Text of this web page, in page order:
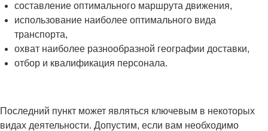
составление оптимального маршрута движения,
использование наиболее оптимального вида
транспорта,
охват наиболее разнообразной географии доставки,
отбор и квалификация персонала.
Последний пункт может являться ключевым в некоторых
видах деятельности. Допустим, если вам необходимо